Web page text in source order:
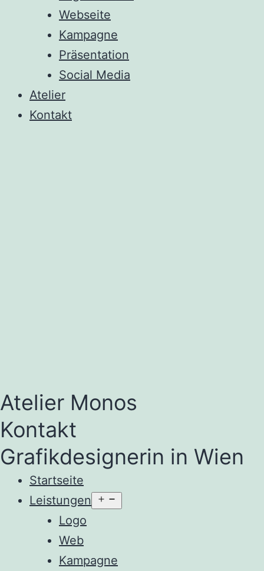
Webseite
Kampagne
Präsentation
Social Media
Atelier
Kontakt
Atelier Monos
Kontakt
Grafikdesignerin in Wien
Startseite
Leistungen
öffnen
Logo
Web
Kampagne